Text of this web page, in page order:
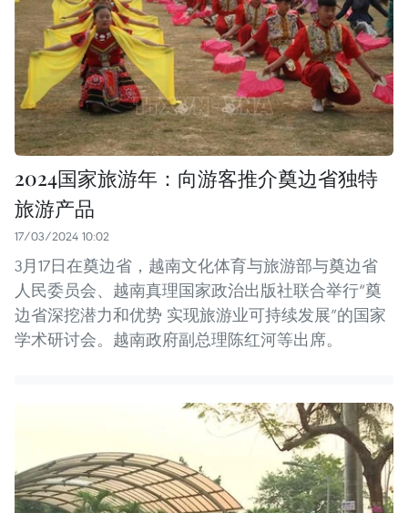
2024国家旅游年：向游客推介奠边省独特
旅游产品
17/03/2024 10:02
3月17日在奠边省，越南文化体育与旅游部与奠边省
人民委员会、越南真理国家政治出版社联合举行“奠
边省深挖潜力和优势 实现旅游业可持续发展”的国家
学术研讨会。越南政府副总理陈红河等出席。